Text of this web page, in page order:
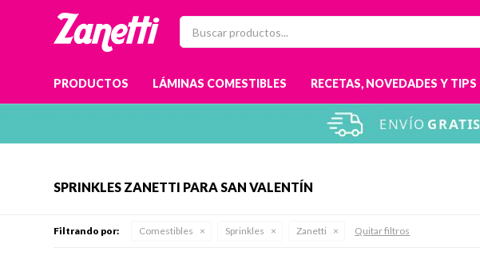
PRODUCTOS LÁMINAS COMESTIBLES RECETAS, NOVEDADES Y TIPS
SPRINKLES ZANETTI PARA SAN VALENTÍN
Filtrando por: Comestibles Sprinkles Zanetti Quitar filtros